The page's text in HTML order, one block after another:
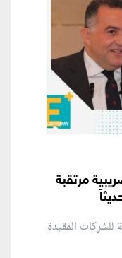
مرتقبة
المقيدة